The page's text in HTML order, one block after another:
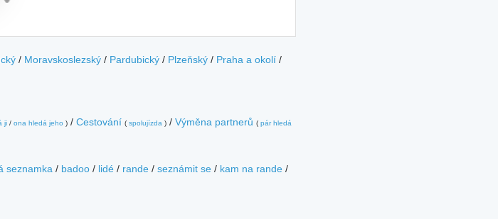
/ Moravskoslezský / Pardubický / Plzeňský / Praha a okolí /
ji / ona hledá jeho ) / Cestování ( spolujízda ) / Výměna partnerů ( pár hledá
seznamka / badoo / lidé / rande / seznámit se / kam na rande /